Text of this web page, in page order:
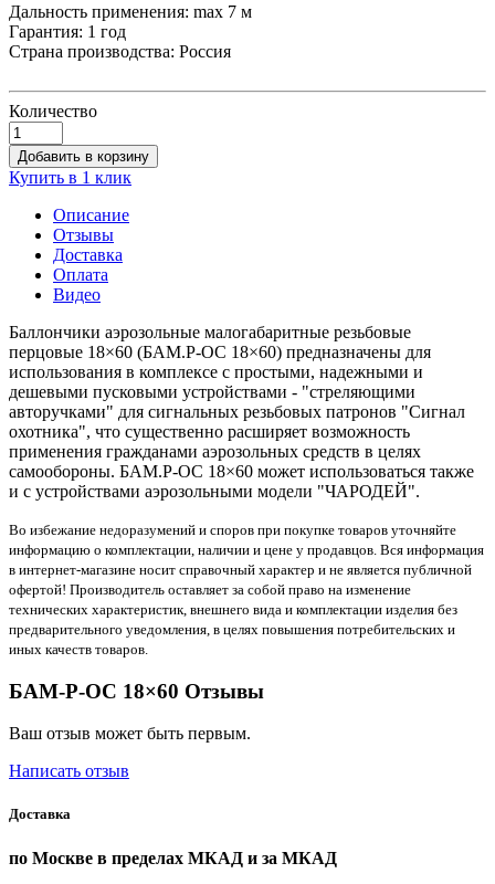
Дальность применения: max 7 м
Гарантия: 1 год
Страна производства: Россия
Количество
Добавить в корзину
Купить в 1 клик
Описание
Отзывы
Доставка
Оплата
Видео
Баллончики аэрозольные малогабаритные резьбовые
перцовые 18×60 (БАМ.Р-ОС 18×60) предназначены для
использования в комплексе с простыми, надежными и
дешевыми пусковыми устройствами - "стреляющими
авторучками" для сигнальных резьбовых патронов "Сигнал
охотника", что существенно расширяет возможность
применения гражданами аэрозольных средств в целях
самообороны. БАМ.Р-ОС 18×60 может использоваться также
и с устройствами аэрозольными модели "ЧАРОДЕЙ".
Во избежание недоразумений и споров при покупке товаров уточняйте
информацию о комплектации, наличии и цене у продавцов. Вся информация
в интернет-магазине носит справочный характер и не является публичной
офертой! Производитель оставляет за собой право на изменение
технических характеристик, внешнего вида и комплектации изделия без
предварительного уведомления, в целях повышения потребительских и
иных качеств товаров.
БАМ-Р-ОС 18×60 Отзывы
Ваш отзыв может быть первым.
Написать отзыв
Доставка
по Москве в пределах МКАД и за МКАД